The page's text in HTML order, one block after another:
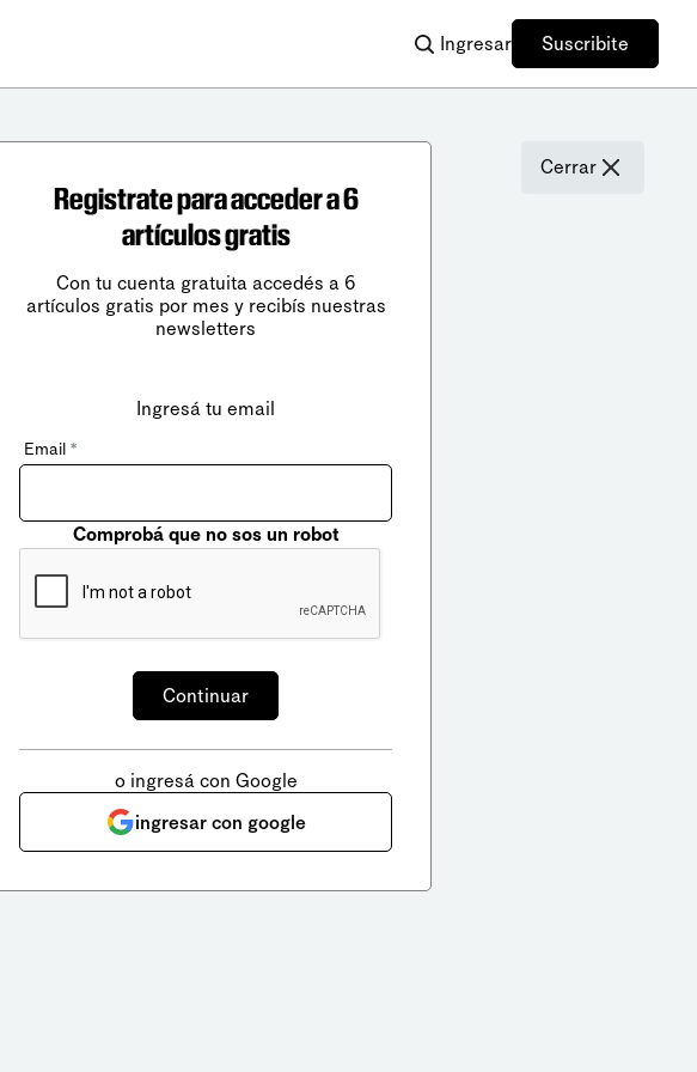
Ingresar Suscribite
Cerrar
Registrate para acceder a 6
artículos gratis
Con tu cuenta gratuita accedés a 6
artículos gratis por mes y recibís nuestras
newsletters
Ingresá tu email
Email *
Comprobá que no sos un robot
o ingresá con Google
ingresar con google